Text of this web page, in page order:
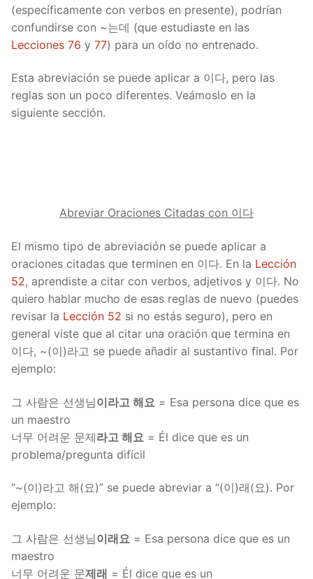
(específicamente con verbos en presente), podrían
confundirse con ~는데 (que estudiaste en las
Lecciones 76 y 77) para un oído no entrenado.
Esta abreviación se puede aplicar a 이다, pero las
reglas son un poco diferentes. Veámoslo en la
siguiente sección.
Abreviar Oraciones Citadas con 이다
El mismo tipo de abreviación se puede aplicar a
oraciones citadas que terminen en 이다. En la Lección
52, aprendiste a citar con verbos, adjetivos y 이다. No
quiero hablar mucho de esas reglas de nuevo (puedes
revisar la Lección 52 si no estás seguro), pero en
general viste que al citar una oración que termina en
이다, ~(이)라고 se puede añadir al sustantivo final. Por
ejemplo:
그 사람은 선생님이라고 해요 = Esa persona dice que es
un maestro
너무 어려운 문제라고 해요 = Él dice que es un
problema/pregunta difícil
“~(이)라고 해(요)” se puede abreviar a “(이)래(요). Por
ejemplo:
그 사람은 선생님이래요 = Esa persona dice que es un
maestro
너무 어려운 문제래 = Él dice que es un